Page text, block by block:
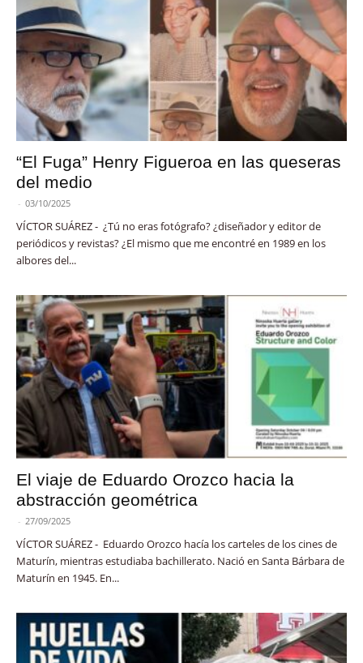
“El Fuga” Henry Figueroa en las queseras
del medio
- 03/10/2025
VÍCTOR SUÁREZ - ¿Tú no eras fotógrafo? ¿diseñador y editor de
periódicos y revistas? ¿El mismo que me encontré en 1989 en los
albores del...
El viaje de Eduardo Orozco hacia la
abstracción geométrica
- 27/09/2025
VÍCTOR SUÁREZ - Eduardo Orozco hacía los carteles de los cines de
Maturín, mientras estudiaba bachillerato. Nació en Santa Bárbara de
Maturín en 1945. En...